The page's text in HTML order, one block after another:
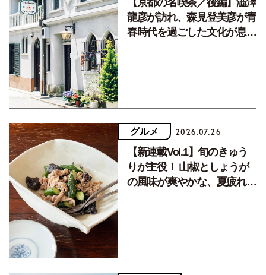
龍彦が訪れ、森見登美彦が青
春時代を過ごした文化が息づ
グルメ 2026.07.26
【新連載Vol.1】旬のきゅう
りが主役！ 山椒としょうが
の風味が爽やかな、夏疲れを